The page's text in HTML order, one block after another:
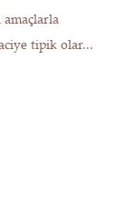
tipik olar...